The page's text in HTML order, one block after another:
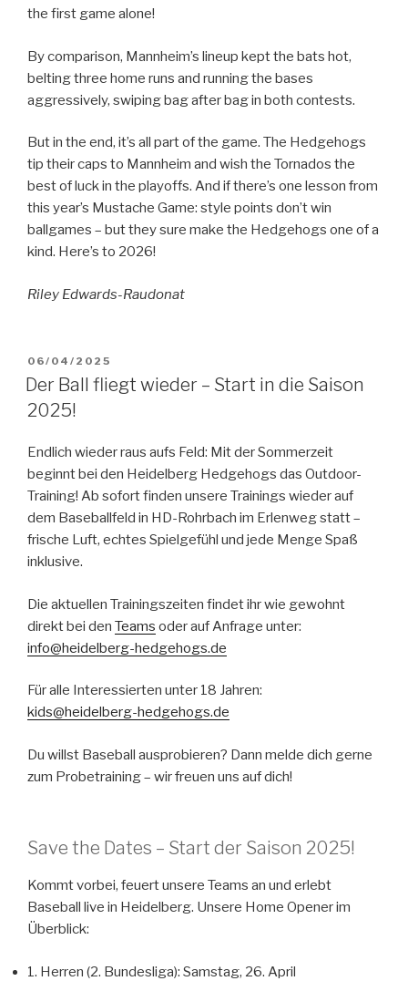
the first game alone!
By comparison, Mannheim’s lineup kept the bats hot,
belting three home runs and running the bases
aggressively, swiping bag after bag in both contests.
But in the end, it’s all part of the game. The Hedgehogs
tip their caps to Mannheim and wish the Tornados the
best of luck in the playoffs. And if there’s one lesson from
this year’s Mustache Game: style points don’t win
ballgames – but they sure make the Hedgehogs one of a
kind. Here’s to 2026!
Riley Edwards-Raudonat
VERÖFFENTLICHT
AM
06/04/2025
Der Ball fliegt wieder – Start in die Saison
2025!
Endlich wieder raus aufs Feld: Mit der Sommerzeit
beginnt bei den Heidelberg Hedgehogs das Outdoor-
Training! Ab sofort finden unsere Trainings wieder auf
dem Baseballfeld in HD-Rohrbach im Erlenweg statt –
frische Luft, echtes Spielgefühl und jede Menge Spaß
inklusive.
Die aktuellen Trainingszeiten findet ihr wie gewohnt
direkt bei den Teams oder auf Anfrage unter:
info@heidelberg-hedgehogs.de
Für alle Interessierten unter 18 Jahren:
kids@heidelberg-hedgehogs.de
Du willst Baseball ausprobieren? Dann melde dich gerne
zum Probetraining – wir freuen uns auf dich!
Save the Dates – Start der Saison 2025!
Kommt vorbei, feuert unsere Teams an und erlebt
Baseball live in Heidelberg. Unsere Home Opener im
Überblick:
1. Herren (2. Bundesliga): Samstag, 26. April